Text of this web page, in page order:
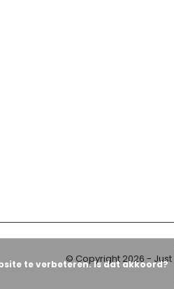
© Copyright 2026 - Just
te verbeteren. Is dat akkoord?